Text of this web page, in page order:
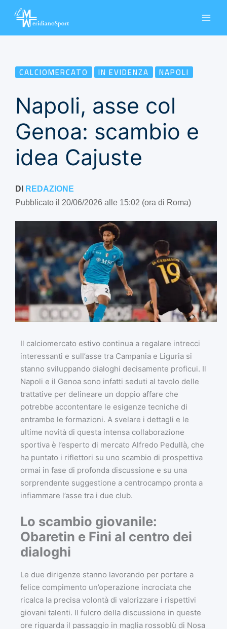
CALCIOMERCATO IN EVIDENZA NAPOLI
Napoli, asse col
Genoa: scambio e
idea Cajuste
DI REDAZIONE
Pubblicato il 20/06/2026 alle 15:02 (ora di Roma)
Il calciomercato estivo continua a regalare intrecci
interessanti e sull’asse tra Campania e Liguria si
stanno sviluppando dialoghi decisamente proficui. Il
Napoli e il Genoa sono infatti seduti al tavolo delle
trattative per delineare un doppio affare che
potrebbe accontentare le esigenze tecniche di
entrambe le formazioni. A svelare i dettagli e le
ultime novità di questa intensa collaborazione
sportiva è l’esperto di mercato Alfredo Pedullà, che
ha puntato i riflettori su uno scambio di prospettiva
ormai in fase di profonda discussione e su una
sorprendente suggestione a centrocampo pronta a
infiammare l’asse tra i due club.
Lo scambio giovanile:
Obaretin e Fini al centro dei
dialoghi
Le due dirigenze stanno lavorando per portare a
felice compimento un’operazione incrociata che
ricalca la precisa volontà di valorizzare i rispettivi
giovani talenti. Il fulcro della discussione in queste
ore riguarda il passaggio in maglia rossoblù di Nosa